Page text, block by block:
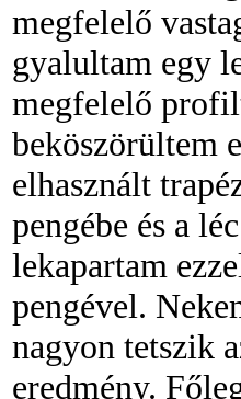
megfelelő
gyalultam egy
megfelelő
beköszörültem
elhasznált
pengébe és a
lekapartam
pengével.
nagyon tetszik
eredmény.